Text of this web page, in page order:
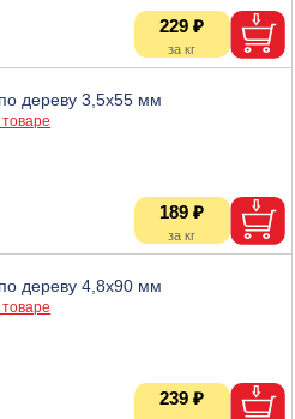
229 ₽
дереву 3,5х55 мм
189 ₽
дереву 4,8х90 мм
239 ₽